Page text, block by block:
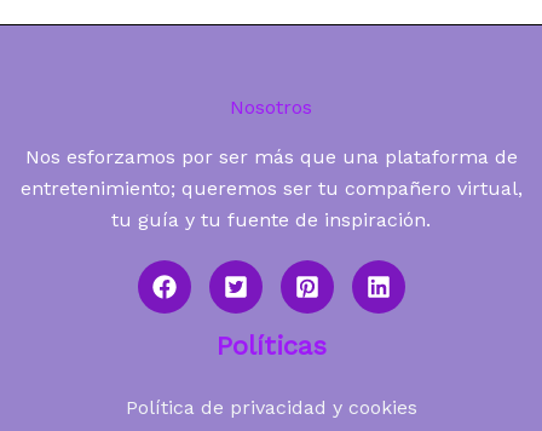
Nosotros
Nos esforzamos por ser más que una plataforma de
entretenimiento; queremos ser tu compañero virtual,
tu guía y tu fuente de inspiración.
Políticas
Política de privacidad y cookies